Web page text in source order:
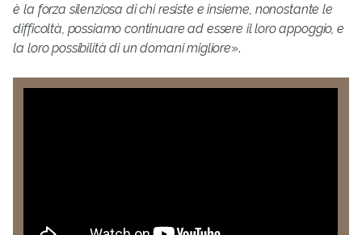
è la forza silenziosa di chi resiste e insieme, nonostante le
difficoltà, possiamo continuare ad essere il loro appoggio, e
la loro possibilità di un domani migliore».